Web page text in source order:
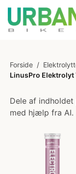
Forside /
LinusPro Elektrolyt
Dele af
med hjælp fra AI.